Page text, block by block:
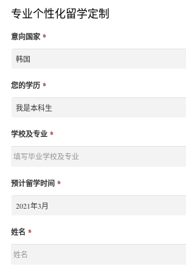
专业个性化留学定制
意向国家 *
您的学历 *
学校及专业 *
预计留学时间 *
姓名 *